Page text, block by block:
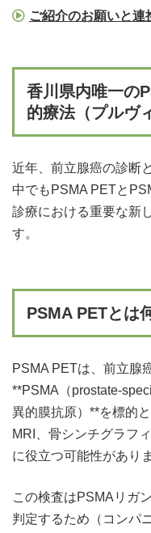
ご紹介のお願いと連
香川県内唯一の
的療法（プルヴ
近年、前立腺癌の診断
中でもPSMA PETと
診療における重要な新
す。
PSMA PETとは
PSMA PETは、前立腺
**PSMA（prostate-
異的膜抗原）**を標的
MRI、骨シンチグラフ
に役立つ可能性があり
この検査はPSMAリガ
判定するため（コンパ